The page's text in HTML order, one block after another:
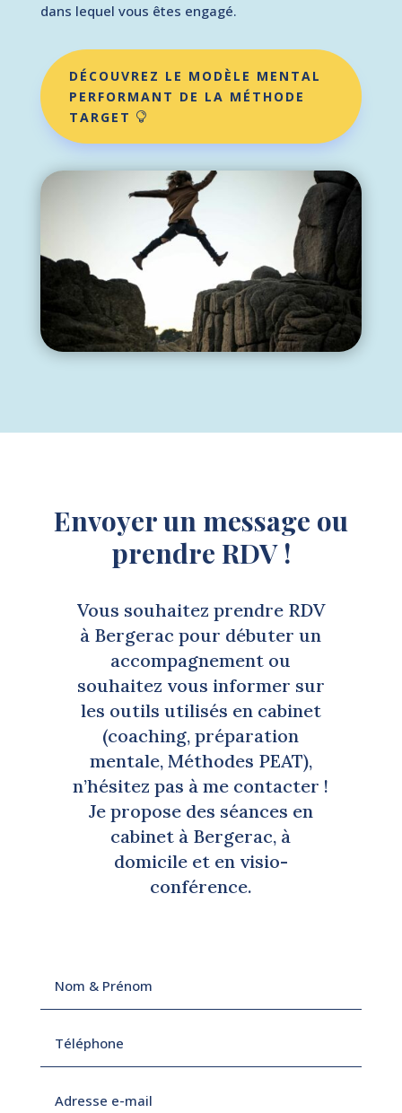
dans lequel vous êtes engagé.
DÉCOUVREZ LE MODÈLE MENTAL
PERFORMANT DE LA MÉTHODE
TARGET
Envoyer un message ou
prendre RDV !
Vous souhaitez prendre RDV
à Bergerac pour débuter un
accompagnement ou
souhaitez vous informer sur
les outils utilisés en cabinet
(coaching, préparation
mentale, Méthodes PEAT),
n’hésitez pas à me contacter !
Je propose des séances en
cabinet à Bergerac, à
domicile et en visio-
conférence.